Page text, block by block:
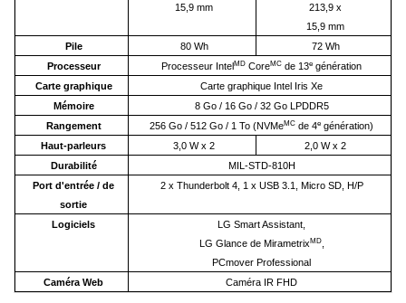
15,9 mm
213,9 x
15,9 mm
Pile
80 Wh
72 Wh
Processeur
Processeur IntelMD CoreMC de 13e génération
Carte graphique
Carte graphique Intel Iris Xe
Mémoire
8 Go / 16 Go / 32 Go LPDDR5
Rangement
256 Go / 512 Go / 1 To (NVMeMC de 4e génération)
Haut-parleurs
3,0 W x 2
2,0 W x 2
Durabilité
MIL-STD-810H
Port d'entrée / de
sortie
2 x Thunderbolt 4, 1 x USB 3.1, Micro SD, H/P
Logiciels
LG Smart Assistant,
LG Glance de MirametrixMD,
PCmover Professional
Caméra Web
Caméra IR FHD